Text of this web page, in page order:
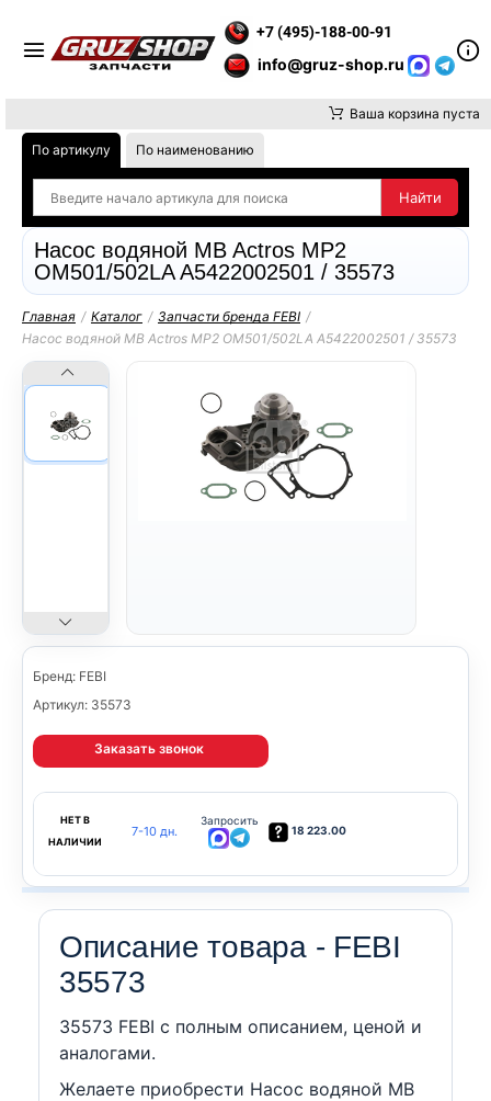
+7 (495)-188-00-91
info@gruz-shop.ru
Ваша корзина пуста
По артикулу По наименованию
Насос водяной MB Actros MP2
OM501/502LA A5422002501 / 35573
Главная / Каталог / Запчасти бренда FEBI /
Насос водяной MB Actros MP2 OM501/502LA A5422002501 / 35573
Бренд: FEBI
Артикул: 35573
Заказать звонок
НЕТ В
НАЛИЧИИ
7-10 дн.
Запросить
18 223.00
Описание товара - FEBI
35573
35573 FEBI c полным описанием, ценой и
аналогами.
Желаете приобрести Насос водяной MB